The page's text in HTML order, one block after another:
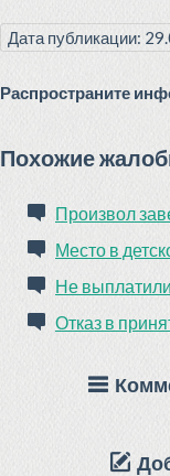
Дата публикации:
Распространите
Похожие
Произвол
Место в
Не
Отказ в